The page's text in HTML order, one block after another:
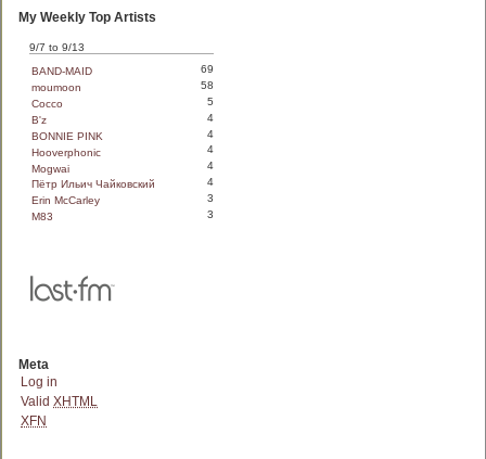
My Weekly Top Artists
9/7 to 9/13
BAND-MAID
69
moumoon
58
Cocco
5
B'z
4
BONNIE PINK
4
Hooverphonic
4
Mogwai
4
Пётр Ильич Чайковский
4
Erin McCarley
3
M83
3
Meta
Log in
Valid XHTML
XFN